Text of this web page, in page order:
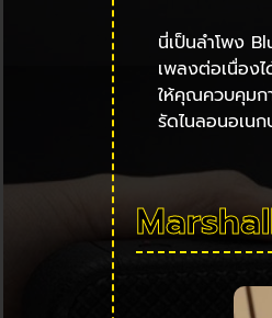
นี่เป็นลำโพง
เพลงต่อเนื่อง
ให้คุณควบคุมก
รัดไนลอนอเนก